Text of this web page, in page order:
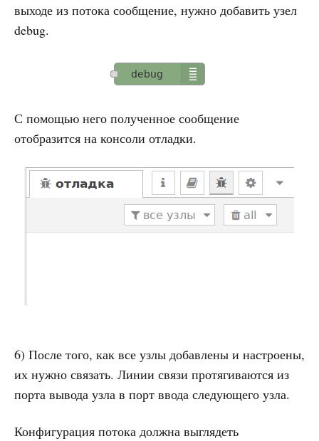
выходе из потока сообщение, нужно добавить узел
debug.
С помощью него полученное сообщение
отобразится на консоли отладки.
6) После того, как все узлы добавлены и настроены,
их нужно связать. Линии связи протягиваются из
порта вывода узла в порт ввода следующего узла.
Конфигурация потока должна выглядеть